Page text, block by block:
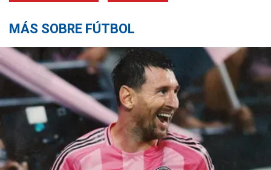
MÁS SOBRE FÚTBOL